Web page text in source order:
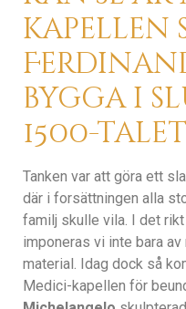
kapellen
bygga i
1500-talet
Tanken var att göra ett
där i forsättningen alla
familj skulle vila. I det
imponeras vi inte bara
material. Idag dock så
Medici-kapellen för